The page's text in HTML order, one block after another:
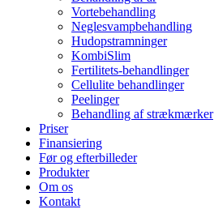
Vortebehandling
Neglesvampbehandling
Hudopstramninger
KombiSlim
Fertilitets-behandlinger
Cellulite behandlinger
Peelinger
Behandling af strækmærker
Priser
Finansiering
Før og efterbilleder
Produkter
Om os
Kontakt